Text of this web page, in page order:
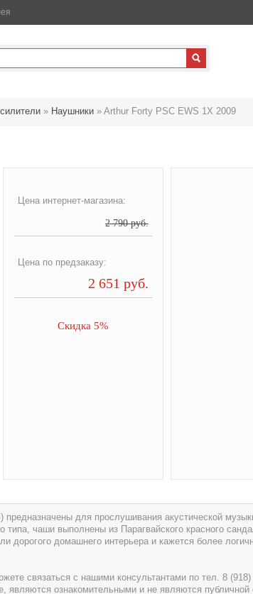
» Наушники » Arthur Forty PSC EWS 1X 2009
Цена интернет-магазина:
2 790 руб.
Цена по предзаказу:
2 651 руб.
Скидка 5%
для прослушивания акустической
чаши выполнены из Парагвайского красного
дорогого домашнего интерьера и кажется более
связаться с нашими консультантами по тел. 8 (918)
являются ознакомительными и не являются публичной